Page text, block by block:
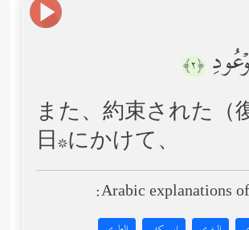
﴿٢﴾
また、約束された（
日*にかけて、
Arabic explanations